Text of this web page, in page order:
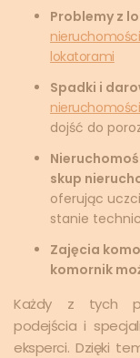
Problemy z
lokatorami
Spadki i
dojść do
skup
oferując
stanie
Zajęcia
komornik
Każdy z tych
podejścia i
eksperci. Dzięki